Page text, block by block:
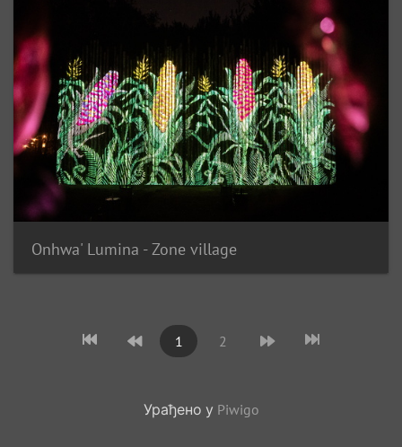
Onhwa' Lumina - Zone village
1 2
Урађено у Piwigo